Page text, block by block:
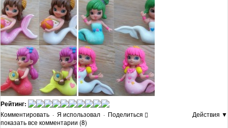
Рейтинг:
Комментировать · Я использовал · Поделиться
Действия ▼
показать все комментарии (8)